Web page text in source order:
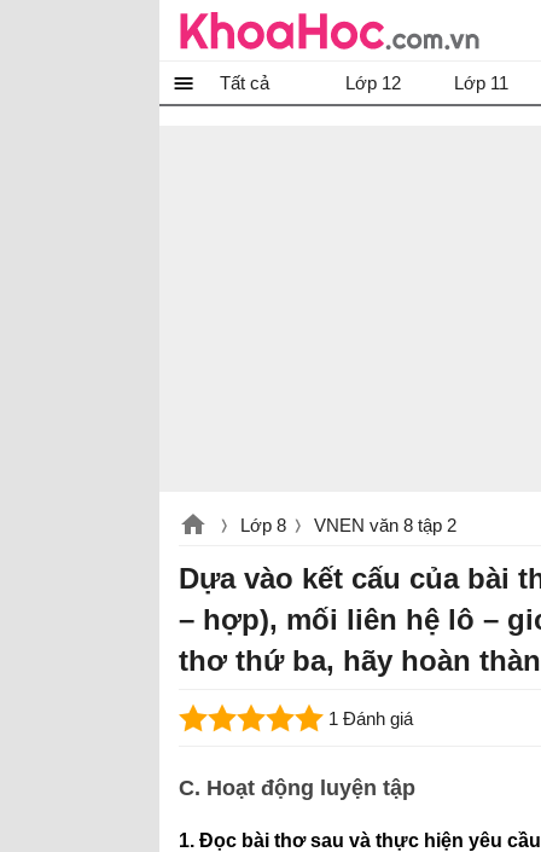
Tất cả Lớp 12 Lớp 11
Lớp 8 VNEN văn 8 tập 2
Dựa vào kết cấu của bài
– hợp), mối liên hệ lô –
thơ thứ ba, hãy hoàn
1 Đánh giá
C. Hoạt động luyện tập
1. Đọc bài thơ sau và thực hiện yêu